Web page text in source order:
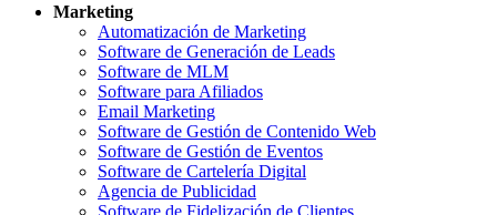
Marketing
Automatización de Marketing
Software de Generación de Leads
Software de MLM
Software para Afiliados
Email Marketing
Software de Gestión de Contenido Web
Software de Gestión de Eventos
Software de Cartelería Digital
Agencia de Publicidad
Software de Fidelización de Clientes